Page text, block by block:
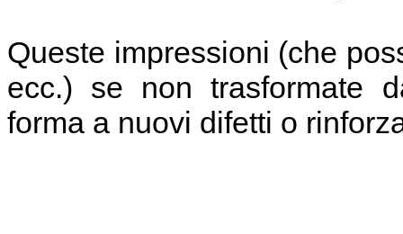
Queste impressioni (che
ecc.) se non trasformate
forma a nuovi difetti o